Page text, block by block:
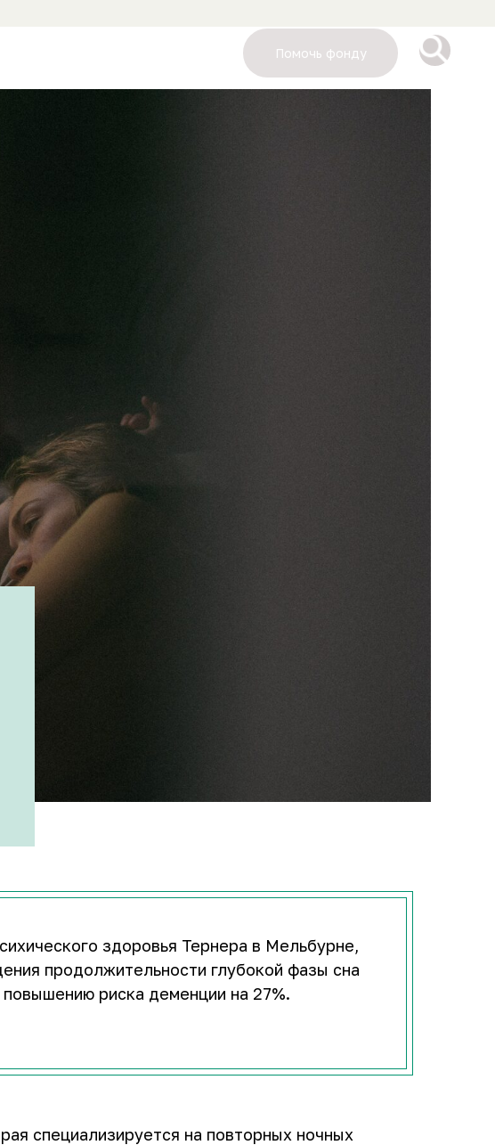
Помочь фонду
здоровья Тернера в Мельбурне,
продолжительности глубокой фазы сна
риска деменции на 27%.
специализируется на повторных ночных